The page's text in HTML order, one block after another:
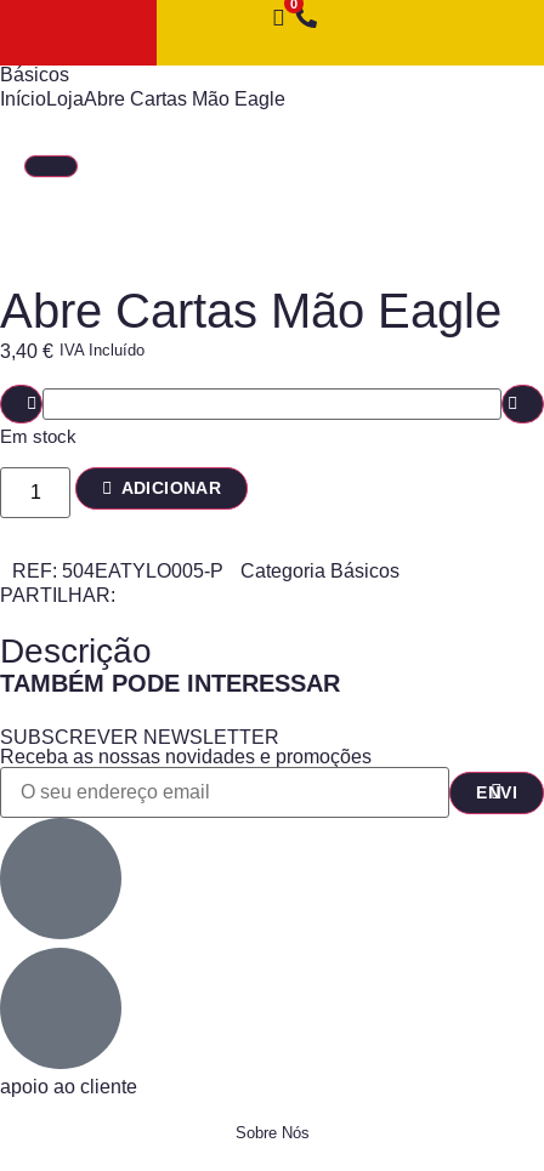
Básicos
InícioLojaAbre Cartas Mão Eagle
Abre Cartas Mão Eagle
3,40 € IVA Incluído
Em stock
ADICIONAR
REF: 504EATYLO005-P Categoria Básicos
PARTILHAR:
Descrição
TAMBÉM PODE INTERESSAR
SUBSCREVER NEWSLETTER
Receba as nossas novidades e promoções
apoio ao cliente
Sobre Nós